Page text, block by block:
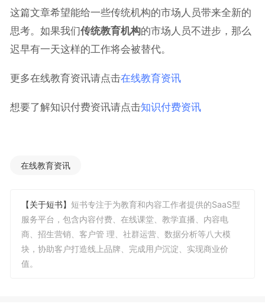
这篇文章希望能给一些传统机构的市场人员带来全新的
思考。如果我们传统教育机构的市场人员不进步，那么
迟早有一天这样的工作将会被替代。
更多在线教育资讯请点击在线教育资讯
想要了解知识付费资讯请点击知识付费资讯
在线教育资讯
【关于短书】 短书专注于为教育和内容工作者提供的SaaS型
服务平台，包含内容付费、在线课堂、教学直播、内容电
商、招生营销、客户管 理、社群运营、数据分析等八大模
块，协助客户打造线上品牌、完成用户沉淀、实现商业价
值。